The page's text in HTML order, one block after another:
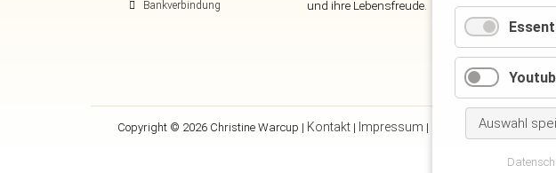
Bankverbindung
und ihre Lebensfreude.
Copyright © 2026 Christine Warcup | Kontakt | Impressum | Datenschutzerklärung
Auswahl